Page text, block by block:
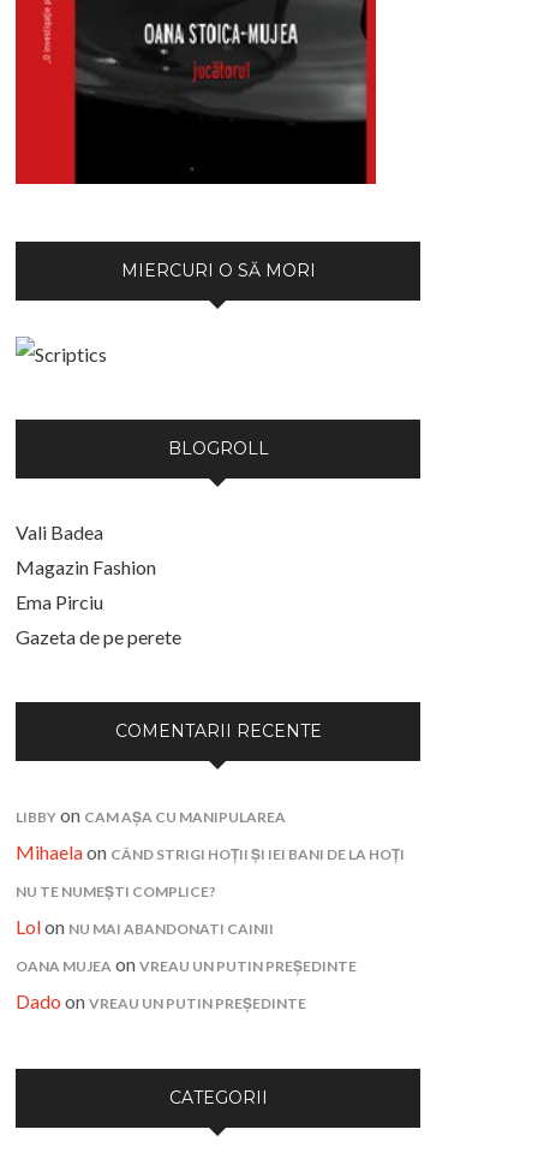
MIERCURI O SĂ MORI
BLOGROLL
Vali Badea
Magazin Fashion
Ema Pirciu
Gazeta de pe perete
COMENTARII RECENTE
LIBBY on CAM AȘA CU MANIPULAREA
Mihaelaon CÂND STRIGI HOȚII ȘI IEI BANI DE LA HOȚI
NU TE NUMEȘTI COMPLICE?
Lolon NU MAI ABANDONATI CAINII
OANA MUJEA onVREAU UN PUTIN PREȘEDINTE
Dado onVREAU UN PUTIN PREȘEDINTE
CATEGORII